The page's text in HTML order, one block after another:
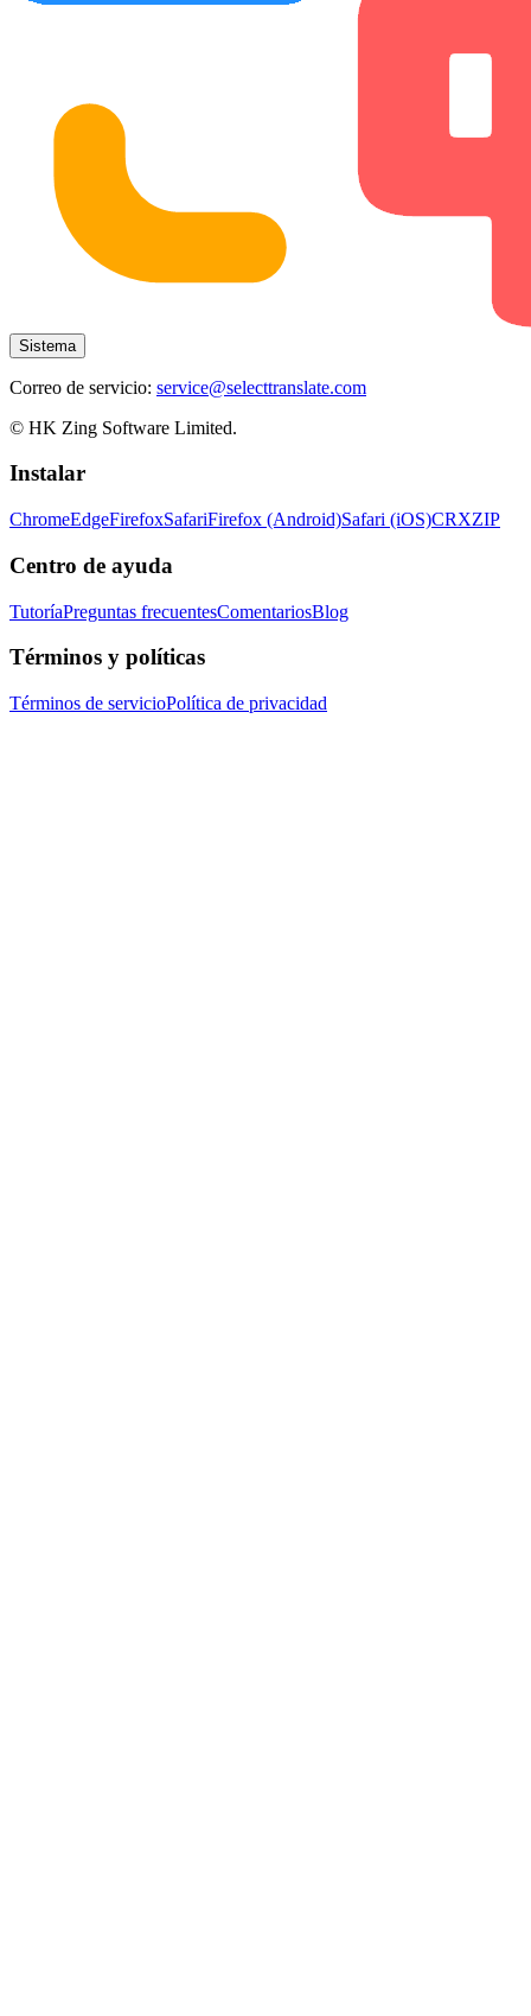
Sistema
Correo de servicio: service@selecttranslate.com
© HK Zing Software Limited.
Instalar
ChromeEdgeFirefoxSafariFirefox (Android)Safari (iOS)CRXZIP
Centro de ayuda
TutoríaPreguntas frecuentesComentariosBlog
Términos y políticas
Términos de servicioPolítica de privacidad